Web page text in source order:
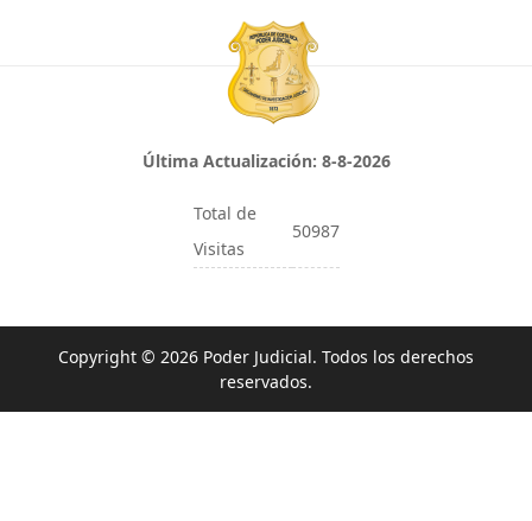
Última Actualización: 8-8-2026
Total de
Visitas
50987
Copyright © 2026 Poder Judicial. Todos los derechos
reservados.